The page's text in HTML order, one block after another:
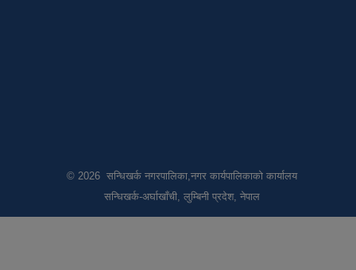
© 2026 सन्धिखर्क नगरपालिका,नगर कार्यपालिकाको कार्यालय
सन्धिखर्क-अर्घाखाँची, लुम्बिनी प्रदेश, नेपाल